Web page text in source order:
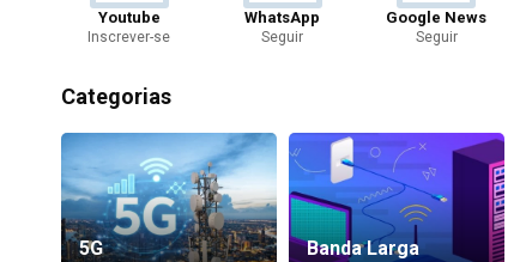
Youtube
Inscrever-se
WhatsApp
Seguir
Google News
Seguir
Categorias
5G Banda Larga